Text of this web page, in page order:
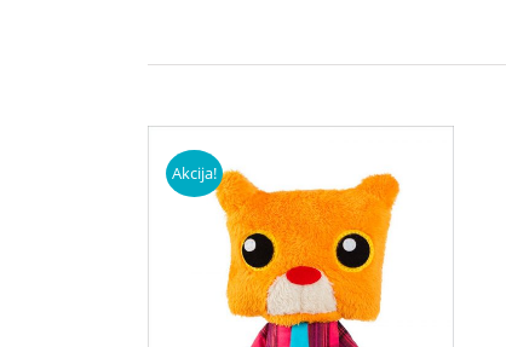
Akcija!